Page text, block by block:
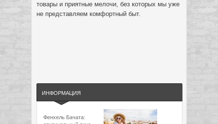
товары и приятные мелочи, без которых мы уже
не представляем комфортный быт.
ИНФОРМАЦИЯ
Фенхель Бачата: